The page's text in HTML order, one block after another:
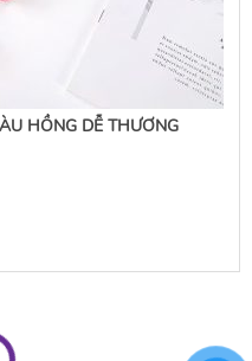
HỒNG DỄ THƯƠNG